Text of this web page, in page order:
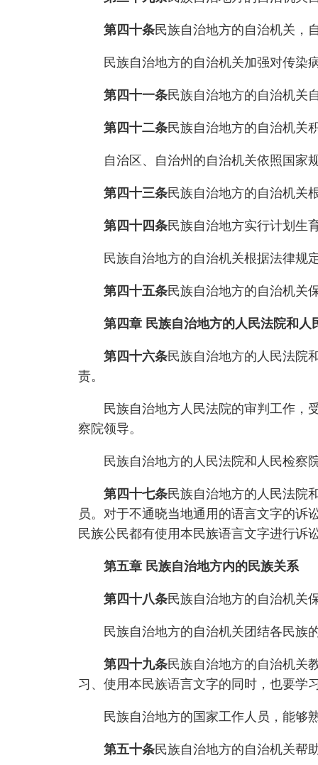
第四十条民族自治地方的自治机关，
民族自治地方的自治机关加强对传染病
第四十一条民族自治地方的自治机关
第四十二条民族自治地方的自治机关
自治区、自治州的自治机关依照国家规
第四十三条民族自治地方的自治机关
第四十四条民族自治地方实行计划生
民族自治地方的自治机关根据法律规
第四十五条民族自治地方的自治机关
第四章 民族自治地方的人民法院和人
第四十六条民族自治地方的人民法院
责。
民族自治地方人民法院的审判工作，受
察院领导。
民族自治地方的人民法院和人民检察院
第四十七条民族自治地方的人民法院
员。对于不通晓当地通用的语言文字的诉
民族公民都有使用本民族语言文字进行诉
第五章 民族自治地方内的民族关系
第四十八条民族自治地方的自治机关
民族自治地方的自治机关团结各民族的
第四十九条民族自治地方的自治机关
习、使用本民族语言文字的同时，也要学
民族自治地方的国家工作人员，能够
第五十条民族自治地方的自治机关帮